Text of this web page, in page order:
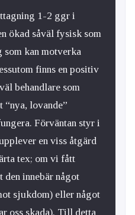
1-2 ggr i
ökad såväl fysisk som
kan motverka
finns en positiv
behandlare som
“nya, lovande”
Förväntan styr i
en viss åtgärd
tex; om vi fått
den innebär något
sjukdom) eller något
oss skada). Till detta